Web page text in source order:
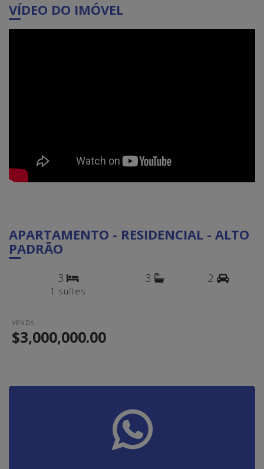
VÍDEO DO IMÓVEL
APARTAMENTO - RESIDENCIAL - ALTO
PADRÃO
3
1 suítes
3 2
VENDA
$3,000,000.00